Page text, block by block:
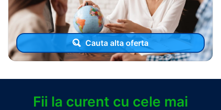
Cauta alta oferta
Fii la curent cu cele mai